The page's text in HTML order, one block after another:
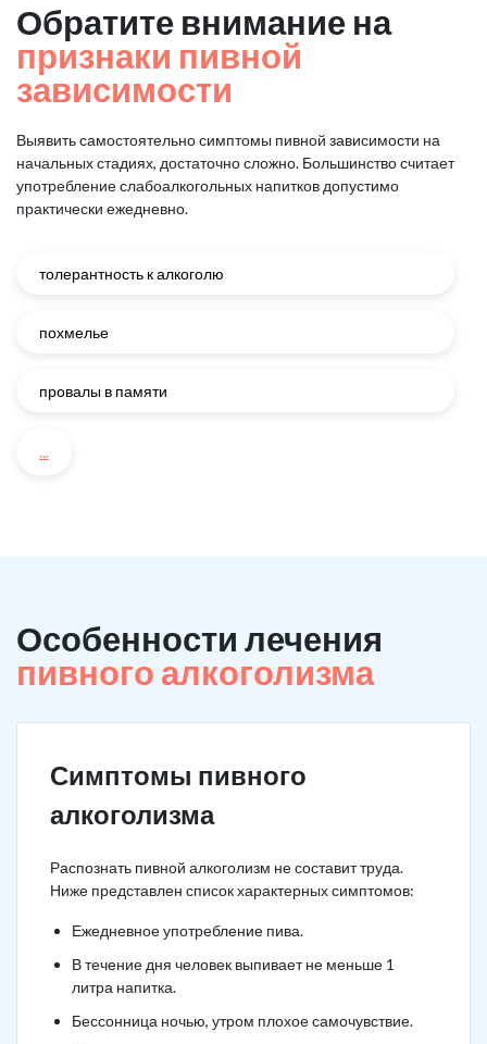
Обратите внимание на
признаки пивной
зависимости
Выявить самостоятельно симптомы пивной зависимости на
начальных стадиях, достаточно сложно. Большинство считает
употребление слабоалкогольных напитков допустимо
практически ежедневно.
толерантность к алкоголю
похмелье
провалы в памяти
...
Особенности лечения
пивного алкоголизма
Симптомы пивного
алкоголизма
Распознать пивной алкоголизм не составит труда.
Ниже представлен список характерных симптомов:
Ежедневное употребление пива.
В течение дня человек выпивает не меньше 1
литра напитка.
Бессонница ночью, утром плохое самочувствие.